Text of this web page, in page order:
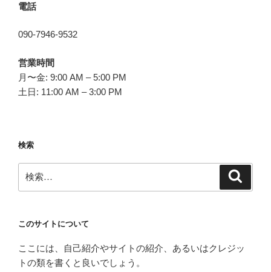
電話
090-7946-9532
営業時間
月〜金: 9:00 AM – 5:00 PM
土日: 11:00 AM – 3:00 PM
検索
索:
このサイトについて
ここには、自己紹介やサイトの紹介、あるいはクレジッ
トの類を書くと良いでしょう。